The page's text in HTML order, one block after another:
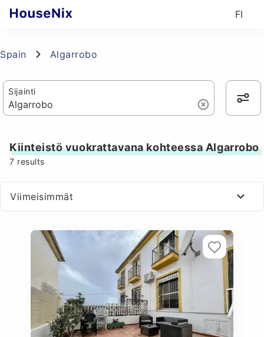
FI
Spain Algarrobo
Sijainti
Kiinteistö vuokrattavana kohteessa Algarrobo
7 results
Viimeisimmät